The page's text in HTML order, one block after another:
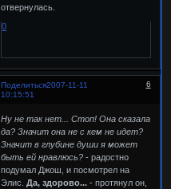
отвернулась.
0
Поделиться 6
2007-11-11
10:15:51
Ну не так нет... Стоп! Она сказала
да? Значит она не с кем не идет?
Значит в глубине души я может
быть ей нравлюсь? - радостно
подумал Джош, и посмотрел на
Элис.Да, здорово... - протянул он,